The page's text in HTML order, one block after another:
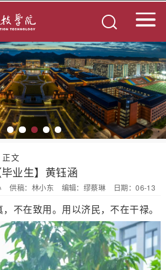
正文
毕业生】黄钰涵
供稿：林小东 编辑：缪蔡琳 日期：06-13
不在致用。用以济民，不在干禄。